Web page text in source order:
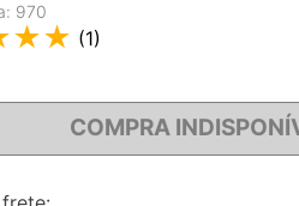
: 970
★★ (1)
COMPRA